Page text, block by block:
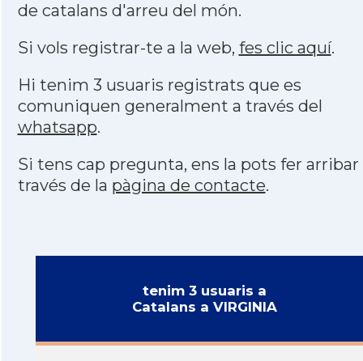
de catalans d'arreu del món.
Si vols registrar-te a la web, fes clic aquí.
Hi tenim 3 usuaris registrats que es
comuniquen generalment a través del
whatsapp.
Si tens cap pregunta, ens la pots fer arribar
través de la pàgina de contacte.
tenim 3 usuaris a
Catalans a VIRGINIA